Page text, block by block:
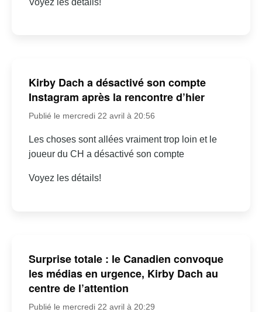
Kirby Dach a désactivé son compte
Instagram après la rencontre d’hier
Publié le mercredi 22 avril à 20:56
Les choses sont allées vraiment trop loin et le
joueur du CH a désactivé son compte
Voyez les détails!
Surprise totale : le Canadien convoque
les médias en urgence, Kirby Dach au
centre de l’attention
Publié le mercredi 22 avril à 20:29